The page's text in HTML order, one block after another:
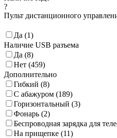
?
Пульт дистанционного
Да (1)
Наличие USB разъема
Да (8)
Нет (459)
Дополнительно
Гибкий (8)
С абажуром (189)
Горизонтальный (3)
Фонарь (2)
Беспроводная зарядка для
На прищепке (11)